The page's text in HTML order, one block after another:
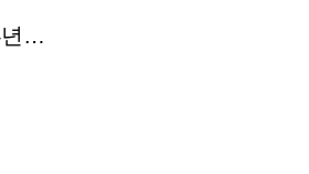
[12월 디레터] 24년을 마무리하는 디엘지 10대 뉴스!